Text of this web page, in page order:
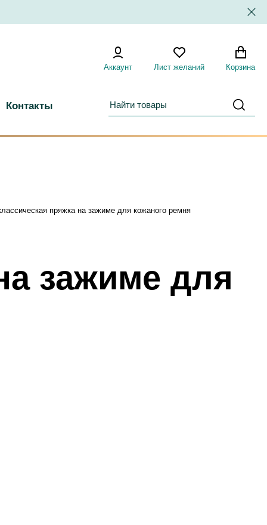
Аккаунт Лист желаний Корзина
Контакты
зажиме для